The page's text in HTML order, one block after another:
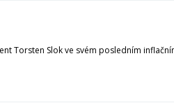
Torsten Slok ve svém posledním